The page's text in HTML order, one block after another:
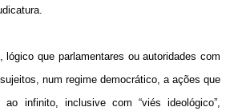
lógico que parlamentares ou autoridades com
num regime democrático, a ações que
ao infinito, inclusive com “viés ideológico”,